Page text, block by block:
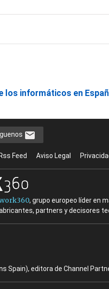
los informáticos en
Rss Feed Aviso Legal
, grupo europeo líder en
partners y decisores
Spain), editora de Channel